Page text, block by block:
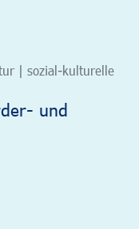
| sozial-kulturelle
und